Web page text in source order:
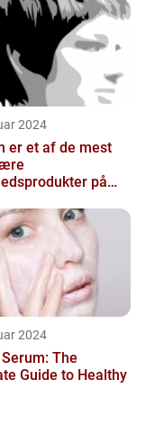
2024
er et af de mest
på
en vigtig de...
2024
The
Guide to Healthy